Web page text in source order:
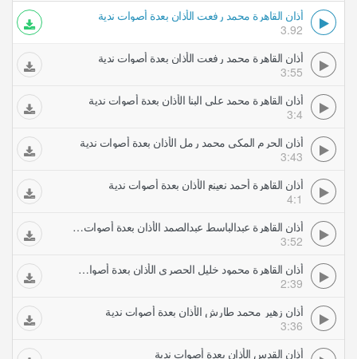
أذان القاهرة محمد رفعت الأذان بعدة أصوات ندية
3.92
أذان القاهرة محمد رفعت الأذان بعدة أصوات ندية
3:55
أذان القاهرة محمد علي البنا الأذان بعدة أصوات ندية
3:4
أذان الحرم المكي محمد رمل الأذان بعدة أصوات ندية
3:43
أذان القاهرة أحمد نعينع الأذان بعدة أصوات ندية
4:1
أذان القاهرة عبدالباسط عبدالصمد الأذان بعدة أصوات ندية
3:52
أذان القاهرة محمود خليل الحصري الأذان بعدة أصوات ندية
2:39
أذان زهير محمد طارش الأذان بعدة أصوات ندية
3:36
أذان القدس الأذان بعدة أصوات ندية